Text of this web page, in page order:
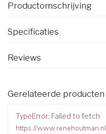
Productomschrijving
Specificaties
Reviews
Gerelateerde producten
TypeError: Failed to fetch
https://